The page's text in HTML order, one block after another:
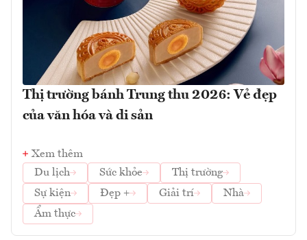
Thị trường bánh Trung thu 2026: Vẻ đẹp
của văn hóa và di sản
Xem thêm
Du lịch
Sức khỏe
Thị trường
Sự kiện
Đẹp + Giải trí
Nhà
Ẩm thực